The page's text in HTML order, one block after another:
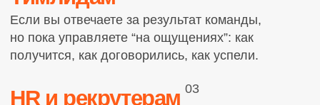
ИП Корничева Анастасия Сергеевна
WhatsApp
X